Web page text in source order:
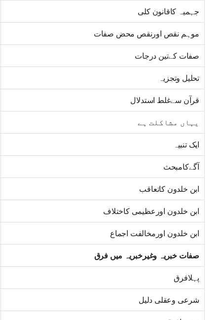
جہمیہ کاقانون کلی
موہم نقص اورنقص محض صفات
صفات کےتین درجات
تحلیل وتجزیہ
قرآن سےغلط استدلال
یہاں مشاکلت ہے
ایک تنبیہ
آگےکامبحث
ابن خلدون کاتعاقب
ابن خلدون اورعظیمی کاختلاف
ابن خلدون اورمخالفت اجماع
صفات خبریہ وغیرخبریہ میں فرق
پہلافرق
شرعی وعقلی دلیل